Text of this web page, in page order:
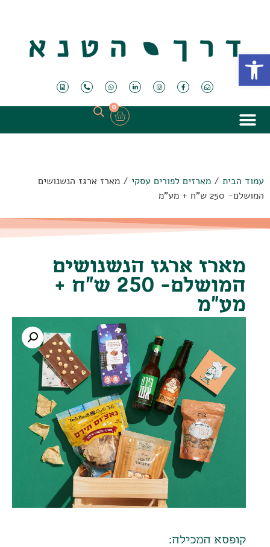
פתח סרגל נגישות
0
עמוד הבית / מארזים לפורים עסקי / מארז ארגז הנשנושים
המושלם- 250 ש"ח + מע"מ
מארז ארגז הנשנושים
המושלם- 250 ש"ח +
מע"מ
קופסא המכילה: